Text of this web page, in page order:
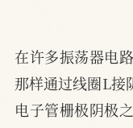
在许多振荡器电
那样通过线圈L接
电子管栅极阴极